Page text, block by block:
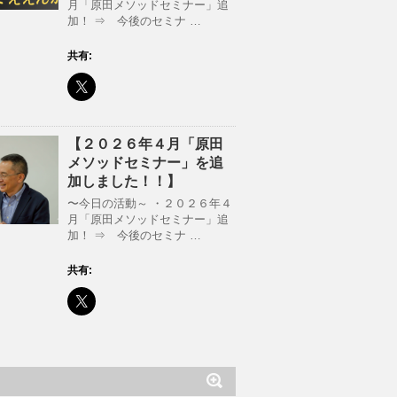
月「原田メソッドセミナー」追
加！ ⇒ 今後のセミナ …
共有:
【２０２６年４月「原田
メソッドセミナー」を追
加しました！！】
〜今日の活動～ ・２０２６年４
月「原田メソッドセミナー」追
加！ ⇒ 今後のセミナ …
共有: